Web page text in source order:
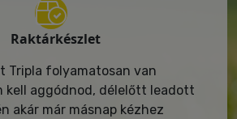
Raktárkészlet
Tripla folyamatosan van
kell aggódnod, délelőtt leadott
akár már másnap kézhez